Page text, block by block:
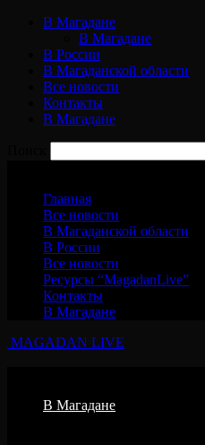
В Магадане
В Магадане
В России
В Магаданской области
Все новости
Контакты
В Магадане
Главная
Все новости
В Магаданской области
В России
Все новости
Ресурсы “MagadanLive”
Контакты
В Магадане
MAGADAN LIVE
В Магадане